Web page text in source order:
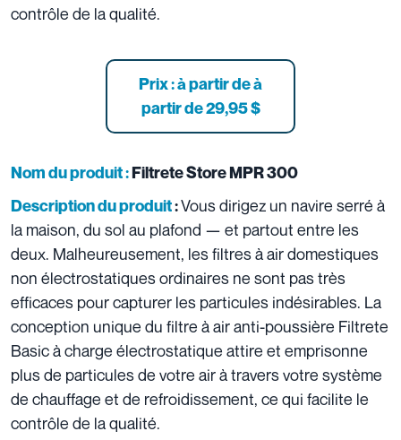
contrôle de la qualité.
Prix : à partir de à
partir de29,95 $
Nom du produit :Filtrete Store MPR 300
Description du produit:Vous dirigez un navire serré à
la maison, du sol au plafond — et partout entre les
deux. Malheureusement, les filtres à air domestiques
non électrostatiques ordinaires ne sont pas très
efficaces pour capturer les particules indésirables. La
conception unique du filtre à air anti-poussière Filtrete
Basic à charge électrostatique attire et emprisonne
plus de particules de votre air à travers votre système
de chauffage et de refroidissement, ce qui facilite le
contrôle de la qualité.